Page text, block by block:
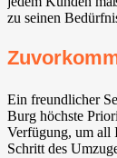
zu seinen
Ein freundlicher
Burg höchste
Verfügung, um all
Schritt des